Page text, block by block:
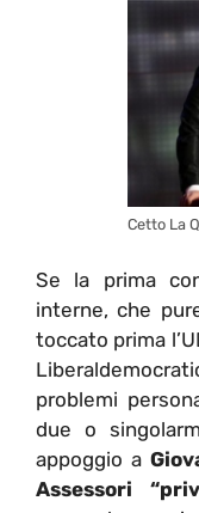
Cetto La
Se la prima
interne, che
toccato prima
problemi
due o
appoggio a
Assessori